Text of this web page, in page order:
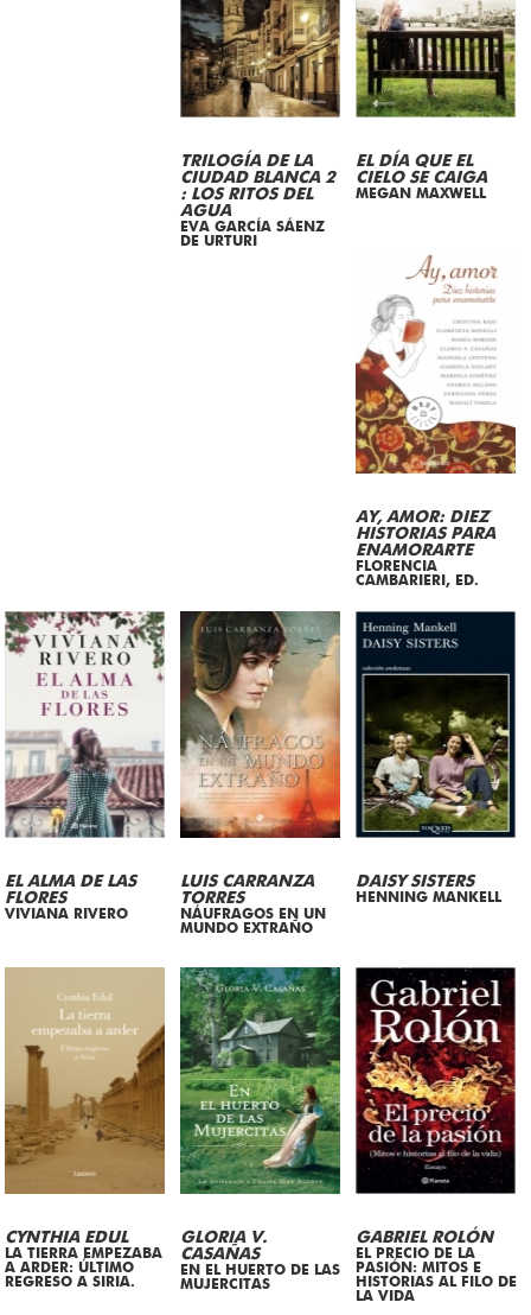
TRILOGÍA DE LA
CIUDAD BLANCA 2
: LOS RITOS DEL
AGUA
EVA GARCÍA SÁENZ
DE URTURI
EL DÍA QUE EL
CIELO SE CAIGA
MEGAN MAXWELL
AY, AMOR: DIEZ
HISTORIAS PARA
ENAMORARTE
FLORENCIA
CAMBARIERI, ED.
EL ALMA DE LAS
FLORES
VIVIANA RIVERO
LUIS CARRANZA
TORRES
NÁUFRAGOS EN UN
MUNDO EXTRAÑO
DAISY SISTERS
HENNING MANKELL
CYNTHIA EDUL
LA TIERRA EMPEZABA
A ARDER: ÚLTIMO
REGRESO A SIRIA.
GLORIA V.
CASAÑAS
EN EL HUERTO DE LAS
MUJERCITAS
GABRIEL ROLÓN
EL PRECIO DE LA
PASIÓN: MITOS E
HISTORIAS AL FILO DE
LA VIDA